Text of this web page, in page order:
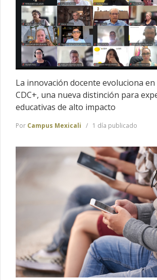
La innovación docente evoluciona en
CDC+, una nueva distinción para
educativas de alto impacto
Por Campus Mexicali 1 día publicado